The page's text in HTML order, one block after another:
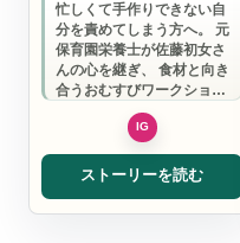
忙しくて手作りできない自
分を責めてしまう方へ。 元
保育園栄養士が佐藤初女さ
んの心を継ぎ、 食材と向き
合うおむすびワークショッ
プで、 がんばれない日も肯
定できる食…
ストーリーを読む